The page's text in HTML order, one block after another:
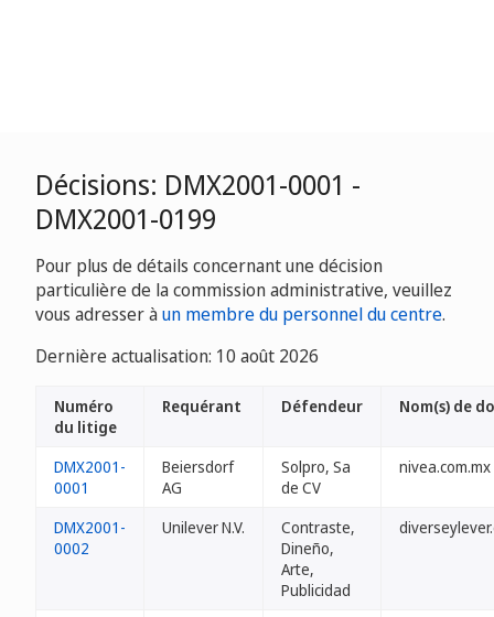
Décisions: DMX2001-0001 -
DMX2001-0199
Pour plus de détails concernant une décision
particulière de la commission administrative, veuillez
vous adresser àun membre du personnel du centre.
Dernière actualisation: 10 août 2026
Numéro
du litige
Requérant Défendeur Nom(s) de
DMX2001-
0001
Beiersdorf
AG
Solpro, Sa
de CV
nivea.com.mx
DMX2001-
0002
Unilever N.V.
Contraste,
Dineño,
Arte,
Publicidad